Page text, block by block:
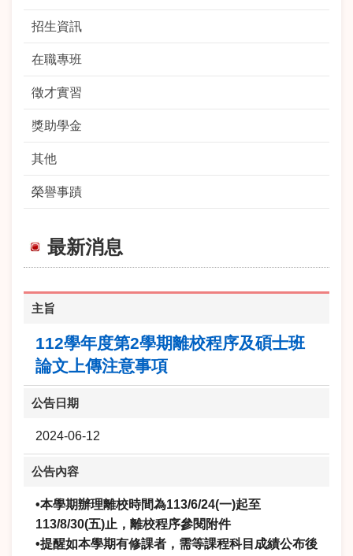
招生資訊
在職專班
徵才實習
獎助學金
其他
榮譽事蹟
最新消息
主旨
112學年度第2學期離校程序及碩士班
論文上傳注意事項
公告日期
2024-06-12
公告內容
•本學期辦理離校時間為113/6/24(一)起至
113/8/30(五)止，離校程序參閱附件
•提醒如本學期有修課者，需等課程科目成績公布後